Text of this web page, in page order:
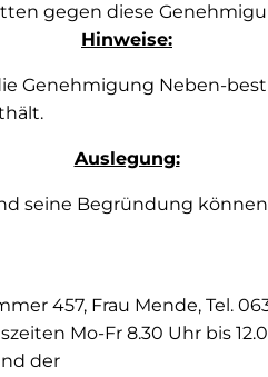
gegen diese
Hinweise:
Genehmigung Neben-
Auslegung:
seine Begründung
457, Frau Mende, Tel.
Mo-Fr 8.30 Uhr bis
der